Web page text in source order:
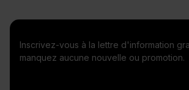
Inscrivez-vous à la lettre d'information
manquez aucune nouvelle ou promotion.